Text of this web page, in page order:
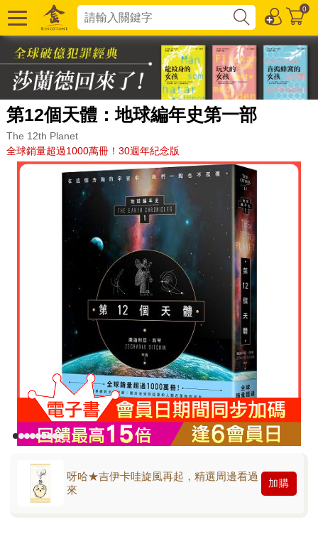
0
第12個天體：地球編年史第一部
The 12th Planet
全球銷量超過1000萬冊！30週年紀念版
呀哈★吉伊卡哇旋風再起，精選周邊看過
來
加購